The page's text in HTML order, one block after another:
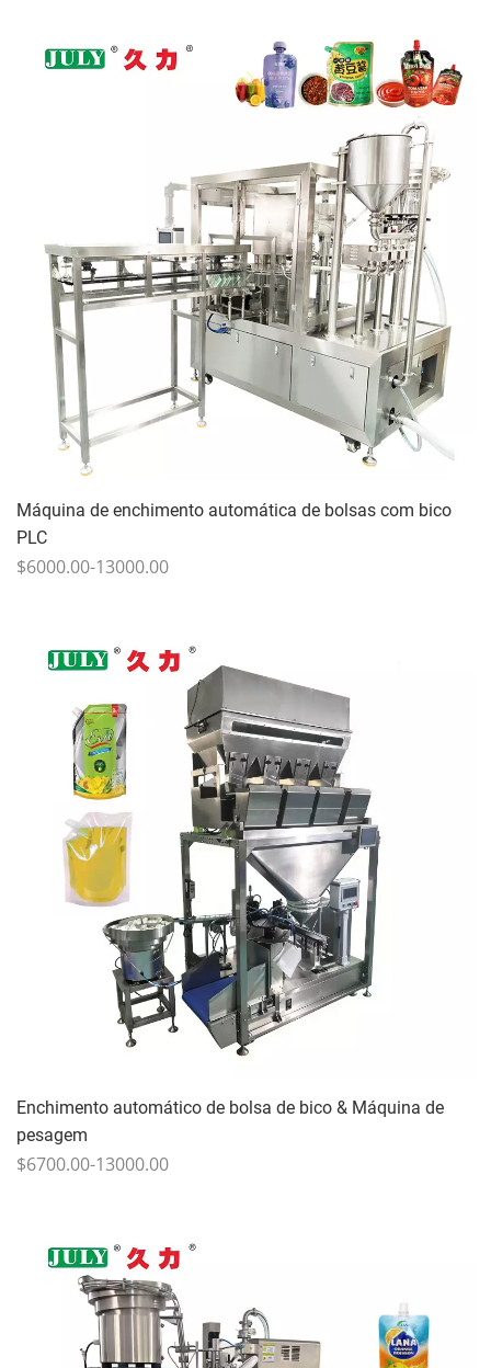
Máquina de enchimento automática de bolsas com bico
PLC
$6000.00-13000.00
Enchimento automático de bolsa de bico & Máquina de
pesagem
$6700.00-13000.00